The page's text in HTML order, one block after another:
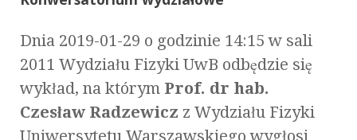
Dnia 2019-01-29 o godzinie 14:15 w sali
2011 Wydziału Fizyki UwB odbędzie się
wykład, na którym Prof. dr hab.
Czesław Radzewicz z Wydziału Fizyki
Uniwersytetu Warszawskiego wygłosi